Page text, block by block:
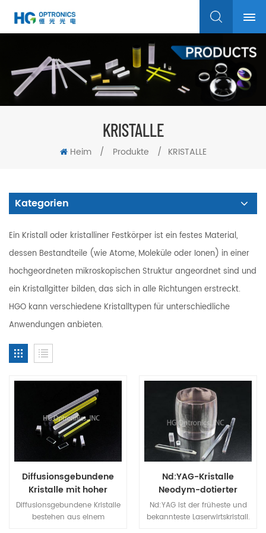
KRISTALLE
Heim / Produkte / KRISTALLE
Kategorien
Ein Kristall oder kristalliner Festkörper ist ein festes Material,
dessen Bestandteile (wie Atome, Moleküle oder Ionen) in einer
hochgeordneten mikroskopischen Struktur angeordnet sind und
ein Kristallgitter bilden, das sich in alle Richtungen erstreckt.
HGO kann verschiedene Kristalltypen für unterschiedliche
Anwendungen anbieten.
Diffusionsgebundene
Kristalle mit hoher
Schadensschwelle
Diffusionsgebundene Kristalle
bestehen aus einem
Nd:YAG-Kristalle
Neodym-dotierter
Yttrium-Aluminium-
Granat
Nd:YAG ist der früheste und
bekannteste Laserwirtskristall.